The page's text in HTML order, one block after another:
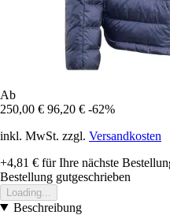
Ab
250,00 € 96,20 € -62%
inkl. MwSt. zzgl. Versandkosten
+4,81 € für Ihre nächste
Bestellung gutgeschrieben
Loading...
Beschreibung